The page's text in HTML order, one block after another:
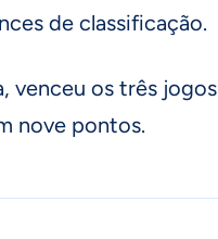
de classificação.
venceu os três jogos
nove pontos.